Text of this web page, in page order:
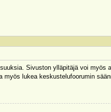
Sivuston ylläpitäjä voi myös
lukea keskustelufoorumin